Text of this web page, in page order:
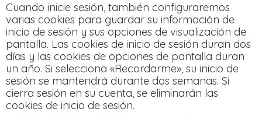
Cuando inicie sesión, también configuraremos
varias cookies para guardar su información de
inicio de sesión y sus opciones de visualización de
pantalla. Las cookies de inicio de sesión duran dos
días y las cookies de opciones de pantalla duran
un año. Si selecciona «Recordarme», su inicio de
sesión se mantendrá durante dos semanas. Si
cierra sesión en su cuenta, se eliminarán las
cookies de inicio de sesión.